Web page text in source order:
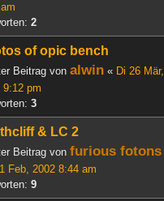
2
of opic bench
Beitrag von alwin « Di 26 Mär,
9:12 pm
3
& LC 2
Beitrag von furious fotons
Feb, 2002 8:44 am
9